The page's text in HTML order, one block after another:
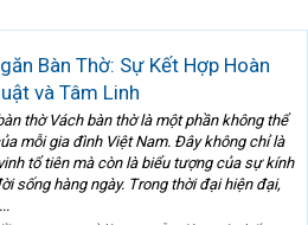
Bàn Thờ: Sự Kết Hợp Hoàn
và Tâm Linh
thờ Vách bàn thờ là một phần không thể
mỗi gia đình Việt Nam. Đây không chỉ là
tổ tiên mà còn là biểu tượng của sự kính
sống hàng ngày. Trong thời đại hiện đại,